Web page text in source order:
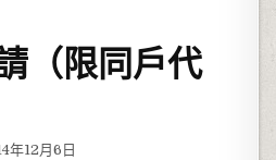
（限同戶代
年12月6日